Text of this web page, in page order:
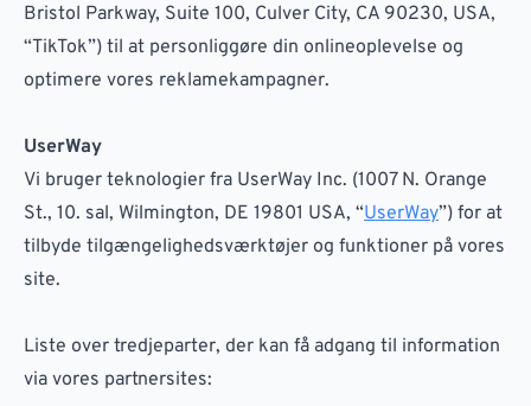
Bristol Parkway, Suite 100, Culver City, CA 90230, USA,
“TikTok”) til at personliggøre din onlineoplevelse og
optimere vores reklamekampagner.
UserWay
Vi bruger teknologier fra UserWay Inc. (1007 N. Orange
St., 10. sal, Wilmington, DE 19801 USA, “UserWay”) for at
tilbyde tilgængelighedsværktøjer og funktioner på vores
site.
Liste over tredjeparter, der kan få adgang til information
via vores partnersites: